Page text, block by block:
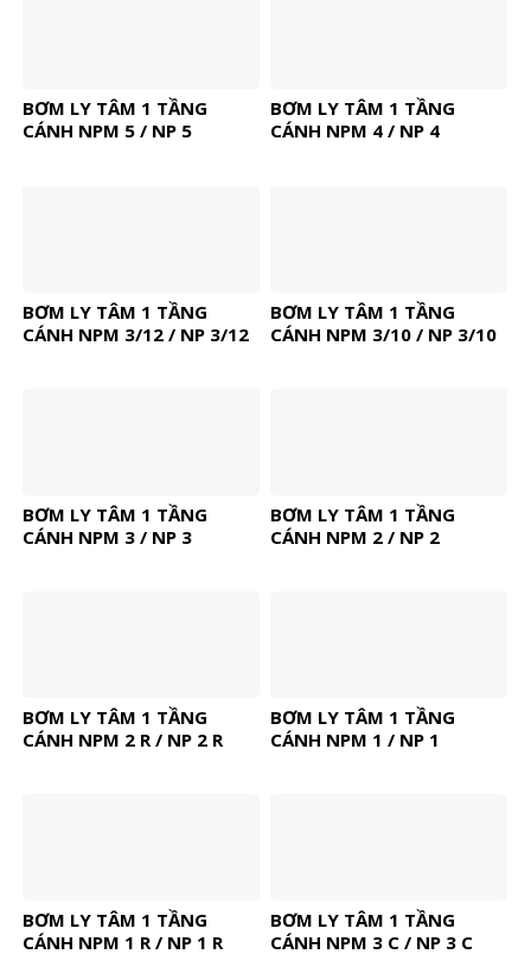
BƠM LY TÂM 1 TẦNG
CÁNH NPM 5 / NP 5
BƠM LY TÂM 1 TẦNG
CÁNH NPM 4 / NP 4
BƠM LY TÂM 1 TẦNG
CÁNH NPM 3/12 / NP 3/12
BƠM LY TÂM 1 TẦNG
CÁNH NPM 3/10 / NP 3/10
BƠM LY TÂM 1 TẦNG
CÁNH NPM 3 / NP 3
BƠM LY TÂM 1 TẦNG
CÁNH NPM 2 / NP 2
BƠM LY TÂM 1 TẦNG
CÁNH NPM 2 R / NP 2 R
BƠM LY TÂM 1 TẦNG
CÁNH NPM 1 / NP 1
BƠM LY TÂM 1 TẦNG
CÁNH NPM 1 R / NP 1 R
BƠM LY TÂM 1 TẦNG
CÁNH NPM 3 C / NP 3 C